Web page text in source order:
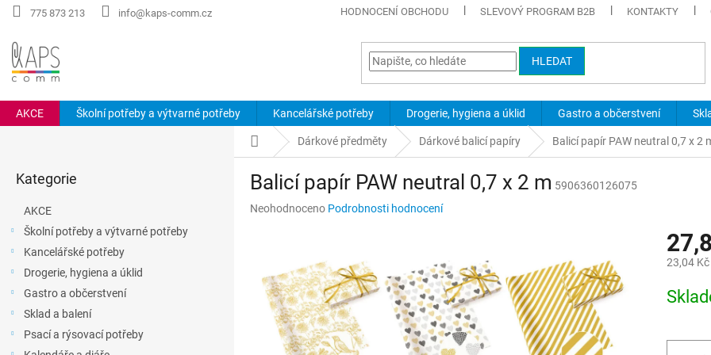
Přejít
775 873 213 info@kaps-comm.cz HODNOCENÍ OBCHODU SLEVOVÝ PROGRAM B2B KONTAKTY
HLEDAT
AKCE Školní potřeby a výtvarné potřeby Kancelářské potřeby Drogerie, hygiena a úklid Gastro a občerstvení
kategorie
Kategorie
AKCE
Školní potřeby a výtvarné potřeby
Kancelářské potřeby
Drogerie, hygiena a úklid
Gastro a občerstvení
Sklad a balení
Psací a rýsovací potřeby
Domů Dárkové předměty Dárkové balicí papíry Balicí papír PAW neutral 0,7 x 2
Balicí papír PAW neutral 0,7 x 2 m 5906360126075
Průměrné
hvězdiček.
Neohodnoceno Podrobnosti hodnocení
23,04 Kč
cena: